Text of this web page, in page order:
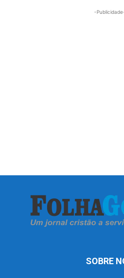
-
SOBRE